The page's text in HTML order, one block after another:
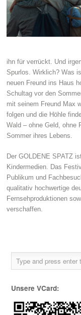
ihn für verrückt. Und
Spurlos. Wirklich? Was
neuen Freund ins Haus
Schultag vor den
mit seinem Freund Max
folgen und die Höhle
Wald – ohne Geld, ohne
Sommer ihres Lebens.
Der GOLDENE SPATZ
Kindermedien. Das
Publikum und
qualitativ hochwertige
Fernsehproduktionen
verschaffen.
Unsere VCard: